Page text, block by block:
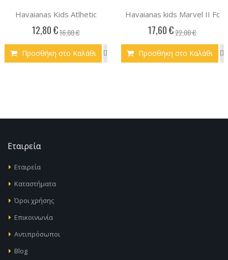
Havaianas Kids Atlhetic
12,80 €16,00 €
Προσθήκη στο Καλάθι
Havaianas kids Marvel II Fc
17,60 €22,00 €
Προσθήκη στο Καλάθι
Εταιρεία
Εταιρεία
Καταστήματα
Όροι χρήσης
Επικοινωνία
Αντιπρόσωποι
Blog